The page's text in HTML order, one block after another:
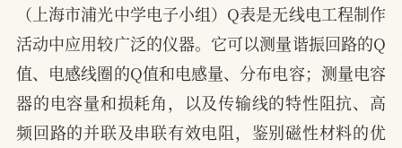
（上海市浦光中学电子小组）Q表是无线电工程制作
活动中应用较广泛的仪器。它可以测量谐振回路的Q
值、电感线圈的Q值和电感量、分布电容；测量电容
器的电容量和损耗角，以及传输线的特性阻抗、高
频回路的并联及串联有效电阻，鉴别磁性材料的优